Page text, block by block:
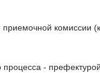
комиссии
-